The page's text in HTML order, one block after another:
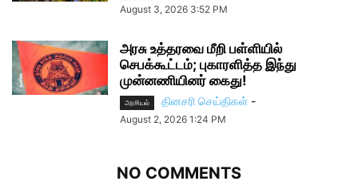
August 3, 2026 3:52 PM
அரசு உத்தரவை மீறி பள்ளியில்
செபக்கூட்டம்; புகாரளித்த இந்து
முன்னணியினர் கைது!
அரசியல் தினசரி செய்திகள் -
August 2, 2026 1:24 PM
NO COMMENTS